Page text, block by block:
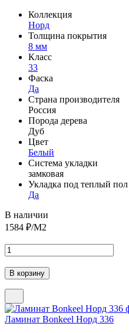
Коллекция
Норд
Толщина покрытия
8 мм
Класс
33
Фаска
Да
Страна производителя
Россия
Порода дерева
Дуб
Цвет
Белый
Система укладки
замковая
Укладка под теплый пол
Да
В наличии
1584 ₽/М2
Ламинат Bonkeel Норд 336